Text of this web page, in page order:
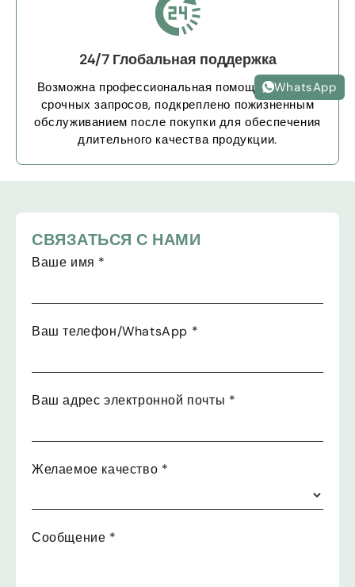
24/7 Глобальная поддержка
Возможна профессиональная помощь 24/7 для
срочных запросов, подкреплено пожизненным
обслуживанием после покупки для обеспечения
длительного качества продукции.
СВЯЗАТЬСЯ С НАМИ
Ваше имя *
Ваш телефон/WhatsApp *
Ваш адрес электронной почты *
Желаемое качество *
Сообщение *
WhatsApp